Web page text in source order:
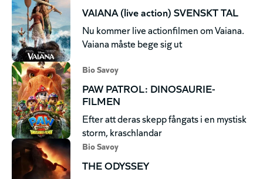
VAIANA (live action) SVENSKT TAL
Nu kommer live actionfilmen om Vaiana.
Vaiana måste bege sig ut
Bio Savoy
PAW PATROL: DINOSAURIE-
FILMEN
Efter att deras skepp fångats i en mystisk
storm, kraschlandar
Bio Savoy
THE ODYSSEY